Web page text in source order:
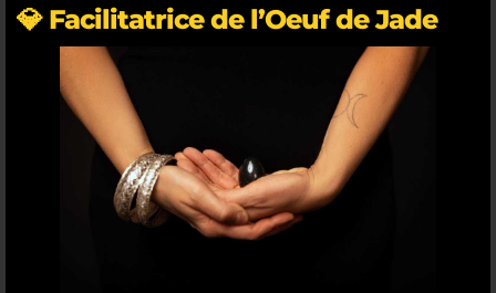
💎 Facilitatrice de l’Oeuf de Jade